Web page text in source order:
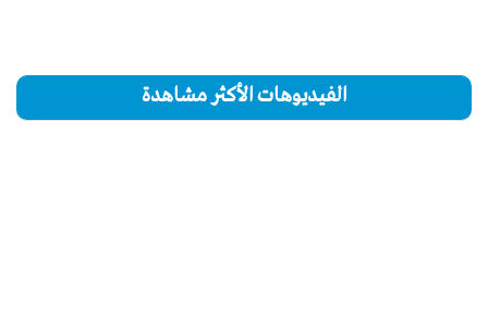
الفيديوهات الأكثر مشاهدة